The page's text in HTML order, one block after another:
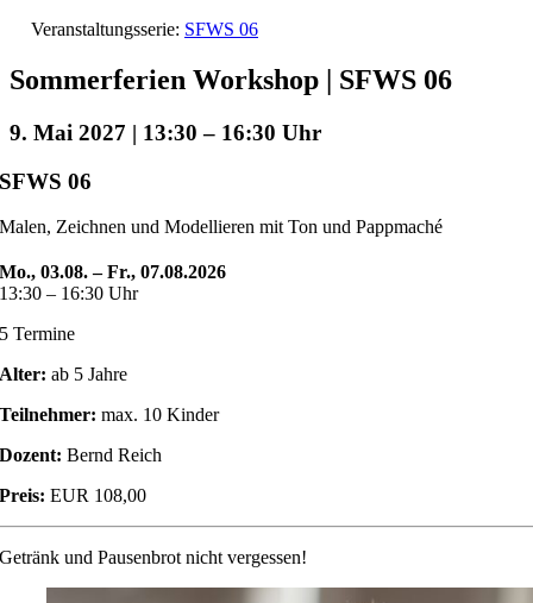
Veranstaltungsserie: SFWS 06
Sommerferien Workshop | SFWS 06
9. Mai 2027 | 13:30 – 16:30
SFWS 06
Malen, Zeichnen und Modellieren mit Ton und Pappmaché
Mo., 03.08. – Fr., 07.08.2026
13:30 – 16:30 Uhr
5 Termine
Alter: ab 5 Jahre
Teilnehmer: max. 10 Kinder
Dozent: Bernd Reich
Preis: EUR 108,00
Getränk und Pausenbrot nicht vergessen!